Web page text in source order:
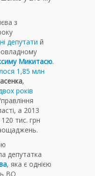
з
депутати й
Микитасю.
1,85 млн
,
років
а 2013
тис. грн
депутатка
, яка є однією
ВО